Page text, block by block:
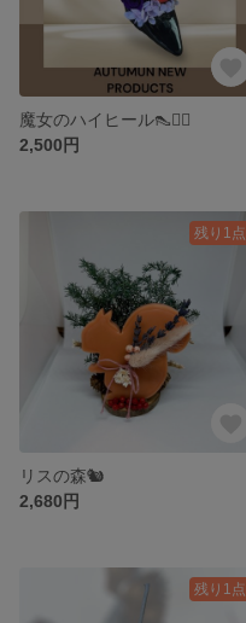
魔女のハイヒール👠🧙‍♀️
2,500円
残り1点
リスの森🐿️
2,680円
残り1点